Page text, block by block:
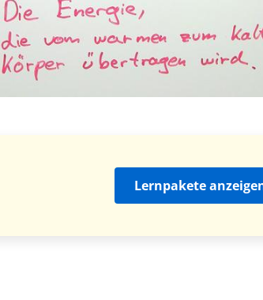
Lernpakete